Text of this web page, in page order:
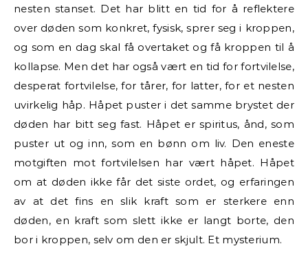
nesten stanset. Det har blitt en tid for å reflektere
over døden som konkret, fysisk, sprer seg i kroppen,
og som en dag skal få overtaket og få kroppen til å
kollapse. Men det har også vært en tid for fortvilelse,
desperat fortvilelse, for tårer, for latter, for et nesten
uvirkelig håp. Håpet puster i det samme brystet der
døden har bitt seg fast. Håpet er spiritus, ånd, som
puster ut og inn, som en bønn om liv. Den eneste
motgiften mot fortvilelsen har vært håpet. Håpet
om at døden ikke får det siste ordet, og erfaringen
av at det fins en slik kraft som er sterkere enn
døden, en kraft som slett ikke er langt borte, den
bor i kroppen, selv om den er skjult. Et mysterium.